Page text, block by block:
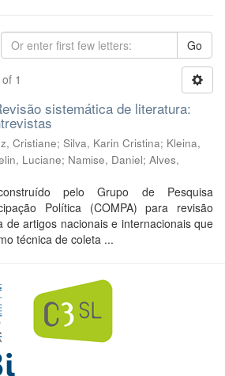
Go
1
sistemática de literatura:
Cristiane; Silva, Karin Cristina; Kleina,
Luciane; Namise, Daniel; Alves,
pelo Grupo de Pesquisa
Política (COMPA) para revisão
de artigos nacionais e internacionais que
técnica de coleta ...